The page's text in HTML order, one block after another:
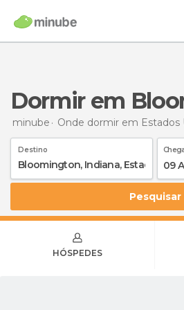
Dormir em
minube Onde dormir em Estados
Destino
09
Pesquisar
HÓSPEDES